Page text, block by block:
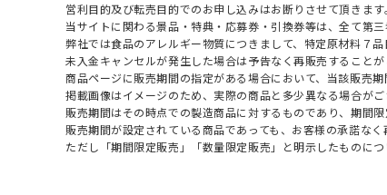
営利目的及び転売目的でのお申し込みはお断りさせて頂きます。
当サイトに関わる景品・特典・応募券・引換券等は、全て第
弊社では食品のアレルギー物質につきまして、特定原材料７
未入金キャンセルが発生した場合は予告なく再販売すること
商品ページに販売期間の指定がある場合において、当該販売
掲載画像はイメージのため、実際の商品と多少異なる場合がご
販売期間はその時点での製造商品に対するものであり、期間
販売期間が設定されている商品であっても、お客様の承諾な
ただし「期間限定販売」「数量限定販売」と明示したものにつ